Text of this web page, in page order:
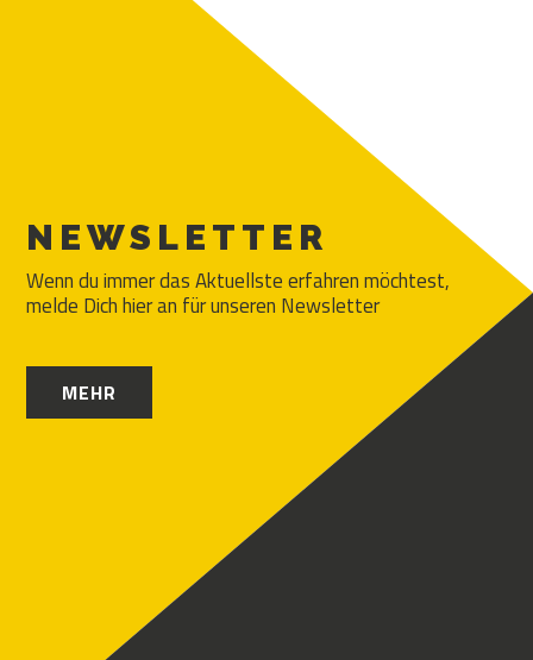
NEWSLETTER
Wenn du immer das Aktuellste erfahren möchtest,
melde Dich hier an für unseren Newsletter
MEHR